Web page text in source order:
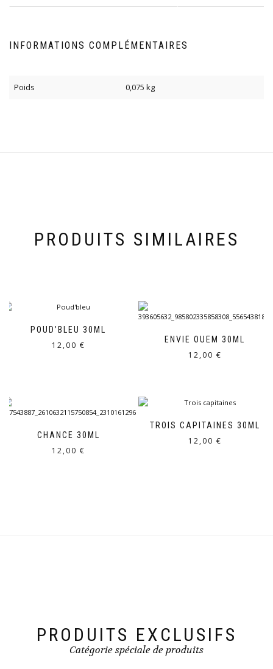
INFORMATIONS COMPLÉMENTAIRES
Poids 0,075 kg
PRODUITS SIMILAIRES
POUD’BLEU 30ML
12,00 €
ENVIE OUEM 30ML
12,00 €
CHANCE 30ML
12,00 €
TROIS CAPITAINES 30ML
12,00 €
PRODUITS EXCLUSIFS
Catégorie spéciale de produits